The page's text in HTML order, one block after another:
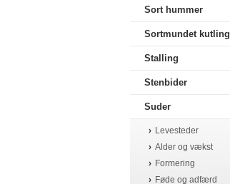
Sort hummer
Sortmundet kutling
Stalling
Stenbider
Suder
Levesteder
Alder og vækst
Formering
Føde og adfærd